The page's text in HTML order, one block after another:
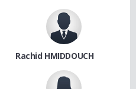
Rachid HMIDDOUCH